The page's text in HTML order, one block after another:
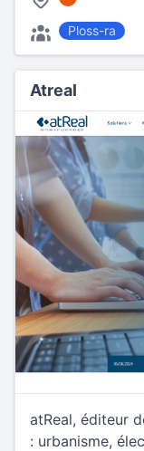
Ploss-ra
Atreal
atReal, éditeur
: urbanisme,